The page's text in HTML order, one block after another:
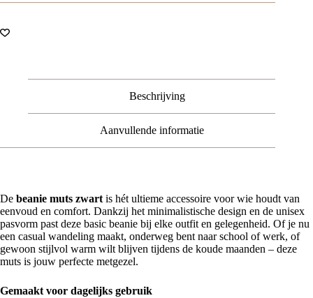
-
-
Zwart
Beschrijving
Aanvullende informatie
De beanie muts zwart is hét ultieme accessoire voor wie houdt van
eenvoud en comfort. Dankzij het minimalistische design en de unisex
pasvorm past deze basic beanie bij elke outfit en gelegenheid. Of je nu
een casual wandeling maakt, onderweg bent naar school of werk, of
gewoon stijlvol warm wilt blijven tijdens de koude maanden – deze
muts is jouw perfecte metgezel.
Gemaakt voor dagelijks gebruik